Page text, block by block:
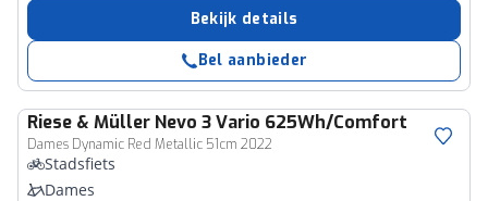
Bekijk details
Bel aanbieder
Riese & Müller Nevo 3 Vario 625Wh/Comfort
Dames Dynamic Red Metallic 51cm 2022
Stadsfiets
Dames